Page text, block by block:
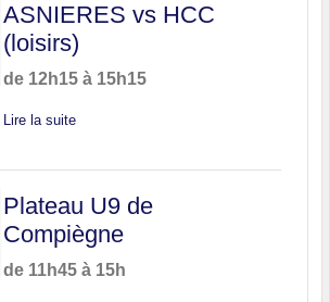
ASNIERES vs HCC
(loisirs)
de 12h15 à 15h15
Lire la suite
Plateau U9 de
Compiègne
de 11h45 à 15h